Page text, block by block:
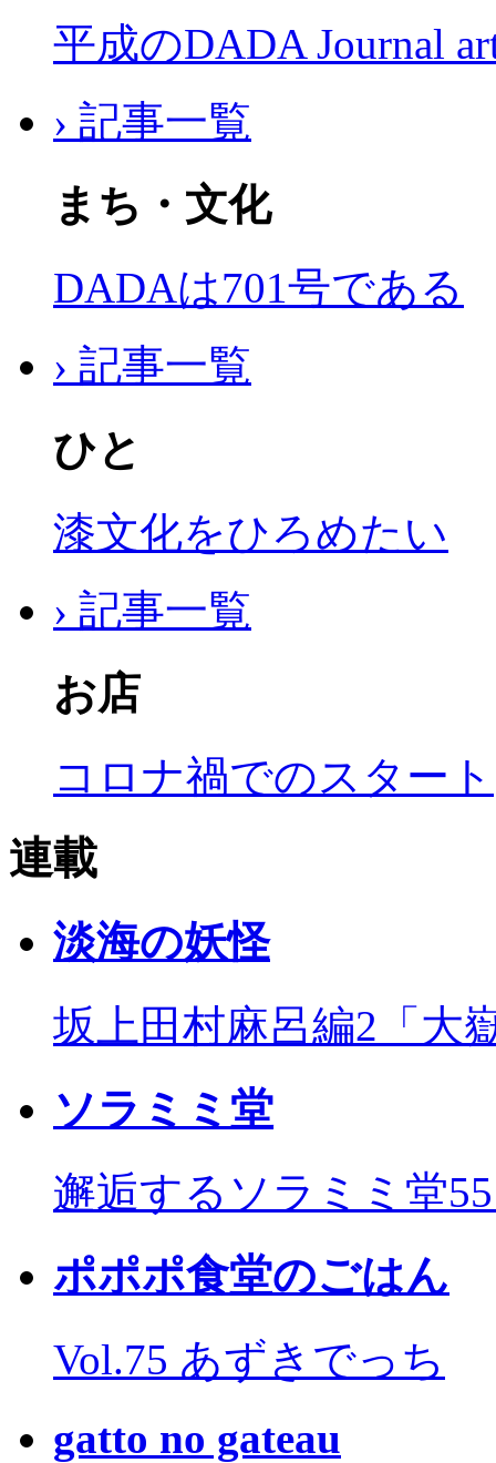
平成のDADA Journal
› 記事一覧
まち・文化
DADAは701号である
› 記事一覧
ひと
漆文化をひろめたい
› 記事一覧
お店
コロナ禍でのスタート
連載
淡海の妖怪
坂上田村麻呂編2「大
ソラミミ堂
邂逅するソラミミ堂
ポポポ食堂のごはん
Vol.75 あずきでっち
gatto no gateau